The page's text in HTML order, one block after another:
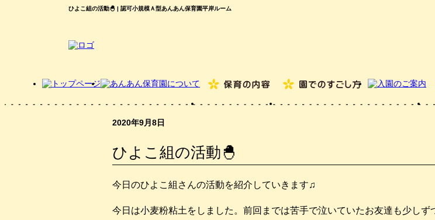
ひよこ組の活動🐣 | 認可小規模Ａ型あんあん保育園平岸ルーム
2020年9月8日
ひよこ組の活動🐣
今日のひよこ組さんの活動を紹介していきます♫
今日は小麦粉粘土をしました。前回までは苦手で泣いていたお友達も少しず